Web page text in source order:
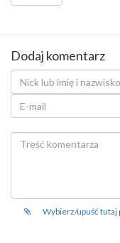
Dodaj komentarz
Wybierz/upuść tutaj